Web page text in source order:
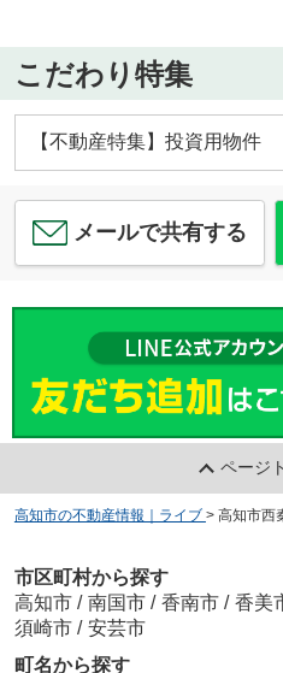
こだわり特集
【不動産特集】投資用物件
メールで共有する
ページ
高知市の不動産情報｜ライブ > 高知市西
市区町村から探す
高知市 / 南国市 / 香南市 / 香美
須崎市 / 安芸市
町名から探す